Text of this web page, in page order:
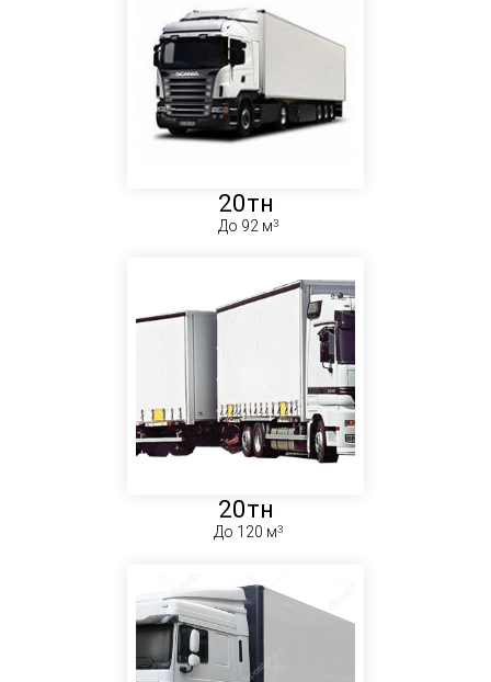
20тн
До 92 м
20тн
До 120 м